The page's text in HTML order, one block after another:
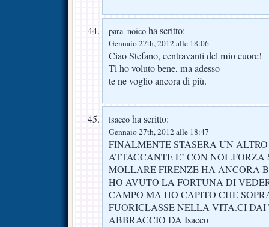
para_noico ha scritto:
Gennaio 27th, 2012 alle 18:06
Ciao Stefano, centravanti del mio cuore!
Ti ho voluto bene, ma adesso
te ne voglio ancora di più.
isacco ha scritto:
Gennaio 27th, 2012 alle 18:47
FINALMENTE STASERA UN
ATTACCANTE E’ CON NOI .FORZA
MOLLARE FIRENZE HA ANCORA
HO AVUTO LA FORTUNA DI
CAMPO MA HO CAPITO CHE
FUORICLASSE NELLA VITA.CI
ABBRACCIO DA Isacco